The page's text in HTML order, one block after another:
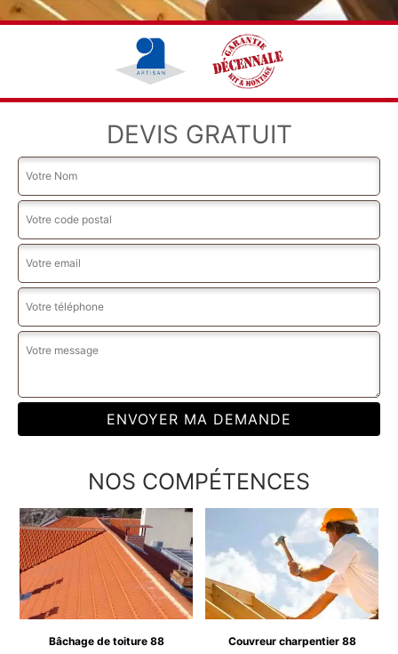
DEVIS GRATUIT
NOS COMPÉTENCES
Bâchage de toiture 88 Couvreur charpentier 88